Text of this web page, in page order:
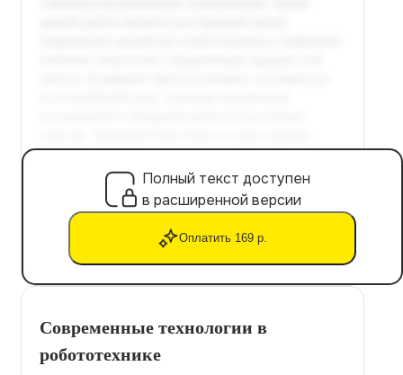
Полный текст доступен
в расширенной версии
Оплатить 169 р.
Современные технологии в
робототехнике